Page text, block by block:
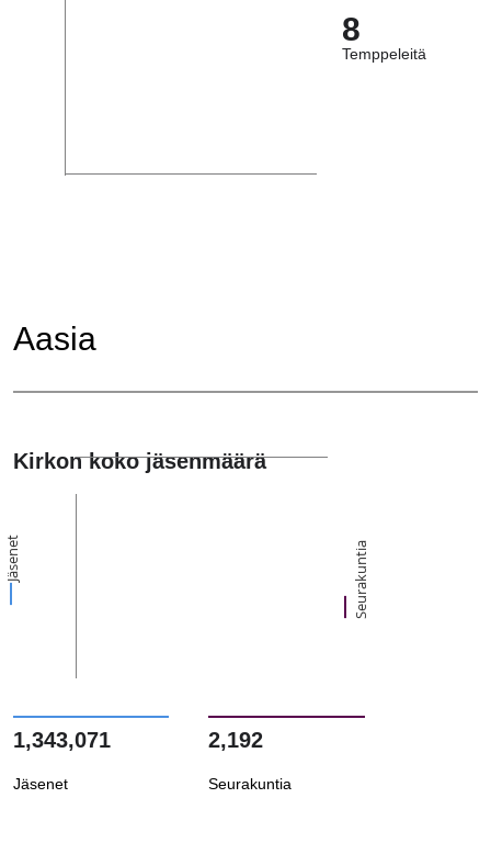
8
Temppeleitä
Aasia
Kirkon koko jäsenmäärä
Jäsenet Seurakuntia
1,343,071
Jäsenet
2,192
Seurakuntia